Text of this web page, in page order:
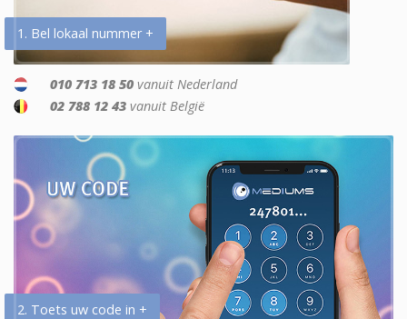
1. Bel lokaal nummer +
010 713 18 50 vanuit Nederland
02 788 12 43 vanuit België
2. Toets uw code in +